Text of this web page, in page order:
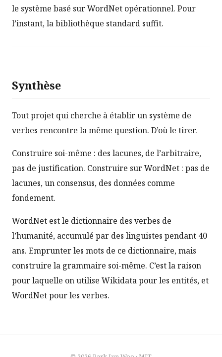
le système basé sur WordNet opérationnel. Pour
l’instant, la bibliothèque standard suffit.
Synthèse
Tout projet qui cherche à établir un système de
verbes rencontre la même question. D’où le tirer.
Construire soi-même : des lacunes, de l’arbitraire,
pas de justification. Construire sur WordNet : pas de
lacunes, un consensus, des données comme
fondement.
WordNet est le dictionnaire des verbes de
l’humanité, accumulé par des linguistes pendant 40
ans. Emprunter les mots de ce dictionnaire, mais
construire la grammaire soi-même. C’est la raison
pour laquelle on utilise Wikidata pour les entités, et
WordNet pour les verbes.